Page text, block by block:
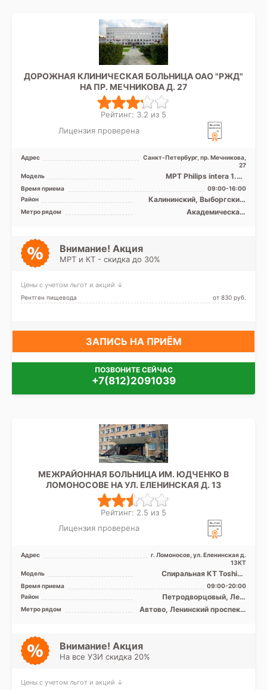
ДОРОЖНАЯ КЛИНИЧЕСКАЯ БОЛЬНИЦА ОАО "РЖД"
НА ПР. МЕЧНИКОВА Д. 27
Рейтинг: 3.2 из 5
Лицензия проверена
Адрес
Санкт-Петербург, пр. Мечникова,
27
Модель
МРТ Philips intera 1.5Т
закрытый тип, КТ Siemens
Somatom Emotion 16 ср ...
Время приема
09:00-16:00
Район
Калининский, Выборгский,
Красногвардейский, Лен.
область
Метро рядом
Академическая,
Ленина, Площадь Мужества
Внимание! Акция
МРТ и КТ - скидка до 30%
Цены с учетом льгот и акций ↓
Рентген пищевода от 830 pуб.
ЗАПИСЬ НА ПРИЁМ
ПОЗВОНИТЕ СЕЙЧАС
+7(812)2091039
МЕЖРАЙОННАЯ БОЛЬНИЦА ИМ. ЮДЧЕНКО В
ЛОМОНОСОВЕ НА УЛ. ЕЛЕНИНСКАЯ Д. 13
Рейтинг: 2.5 из 5
Лицензия проверена
Адрес
г. Ломоносов, ул. Еленинская д.
13КТ
Модель
Спиральная КТ Toshiba
Aquilion 16 срезов, УЗИ
Время приема
09:00-20:00
Район
Петродворцовый, Лен.
Метро рядом
Автово, Ленинский проспект,
Внимание! Акция
На все УЗИ скидка 20%
Цены с учетом льгот и акций ↓